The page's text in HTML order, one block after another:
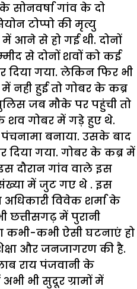
सोनवर्षा गांव के दो
टोप्पो की मृत्यु
आने से हो गई थी. दोनों
से दोनों शवों को कई
गया. लेकिन फिर भी
नही हुई तो गोबर के कब्र
जब मौके पर पहुंची तो
शव गोबर में गड़े हुए थे.
बनाया. उसके बाद
दिया गया. गोबर के कब्र में
दौरान गांव वाले इस
में जुट गए थे . इस
अधिकारी विवेक शर्मा के
में पुरानी
कभी-कभी ऐसी घटनाएं हो
और जनजागरण की है.
राय पंजवानी के
भी सुदूर ग्रामों में